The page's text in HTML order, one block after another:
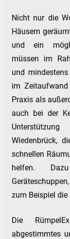
Nicht nur die
Häusern
und ein
müssen im
und
im
Praxis als
auch bei der
Wiedenbrück,
schnellen
helfen.
zum Beispiel die
Die
abgestimmtes